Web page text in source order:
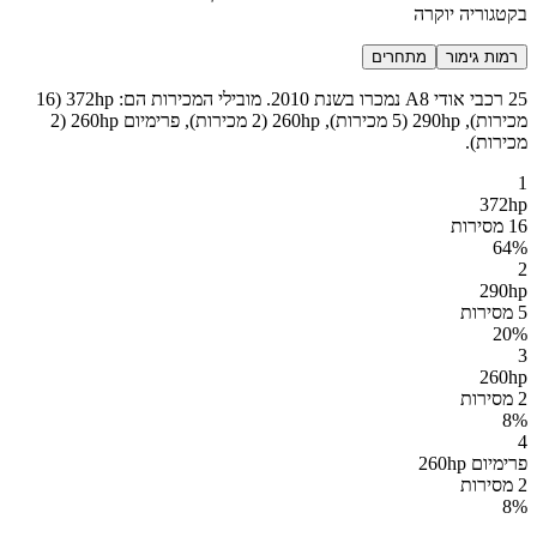
בקטגוריה יוקרה
רמות גימור מתחרים
25 רכבי אודי A8 נמכרו בשנת 2010. מובילי המכירות הם: 372hp (16
מכירות), 290hp (5 מכירות), 260hp (2 מכירות), פרימיום 260hp (2
מכירות).
1
372hp
16 מסירות
64%
2
290hp
5 מסירות
20%
3
260hp
2 מסירות
8%
4
פרימיום 260hp
2 מסירות
8%